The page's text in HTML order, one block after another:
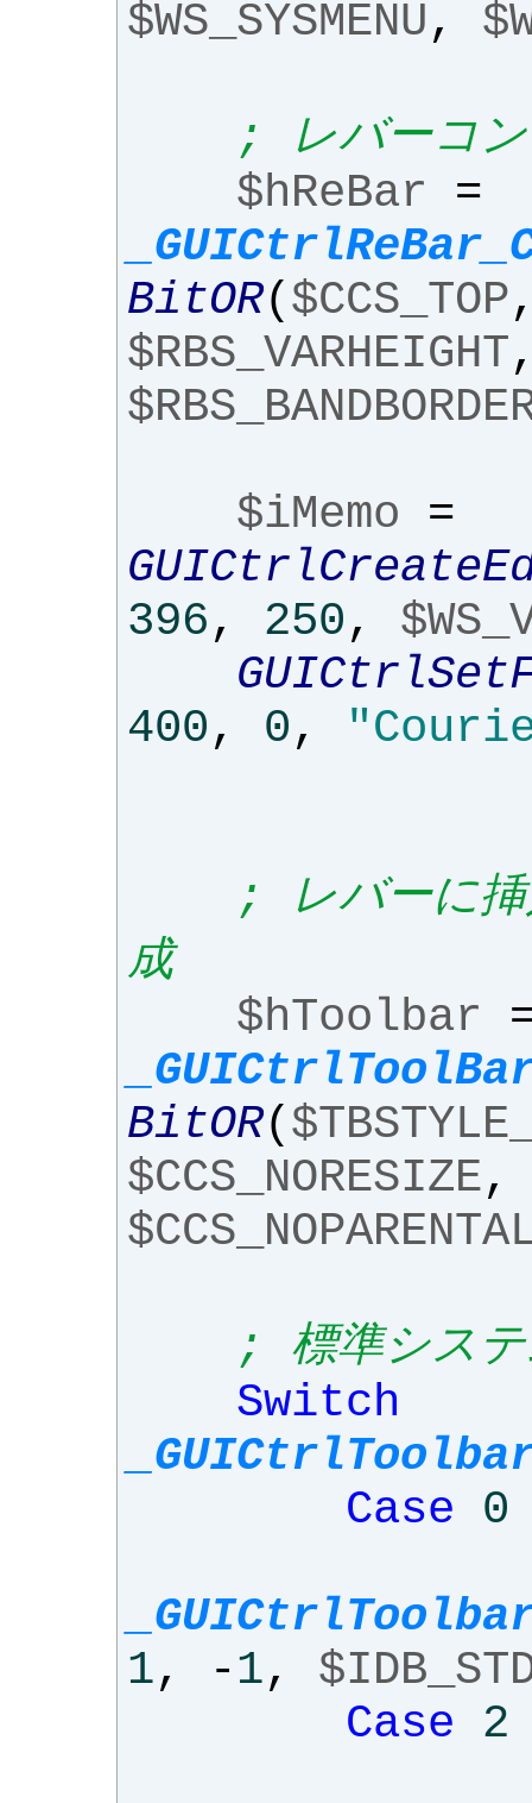
$WS_SYSMENU,
; レバーコン
$hReBar
=
BitOR($CCS_TOP
$RBS_VARHEIGHT
$iMemo =
396, 250,
400, 0,
; レバーに挿
成
$hToolbar
BitOR(
$CCS_NORESIZE,
; 標準システ
Switch
Case 0
1, -1,
Case 2